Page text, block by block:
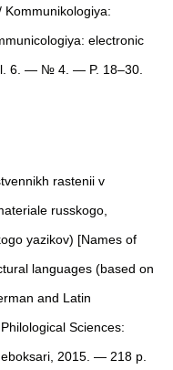
electronic
6. — № 4. — P. 18–30.
rastenii v
russkogo,
yazikov) [Names of
languages (based on
and Latin
Sciences:
2015. — 218 p.